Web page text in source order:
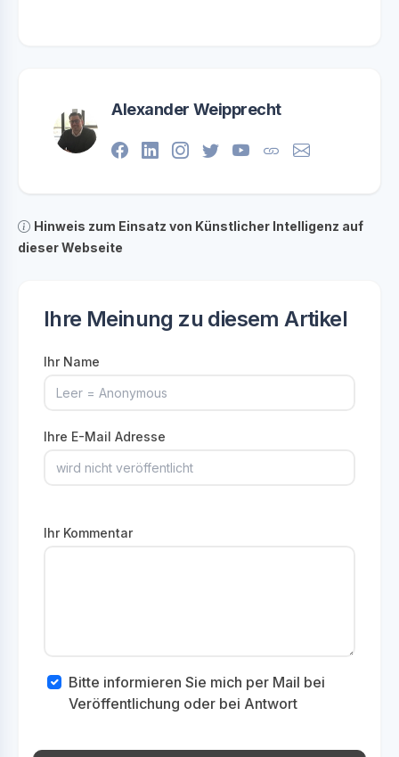
Alexander Weipprecht
Hinweis zum Einsatz von Künstlicher Intelligenz auf
dieser Webseite
Ihre Meinung zu diesem Artikel
Ihr Name
Ihre E-Mail Adresse
Ihr Kommentar
Bitte informieren Sie mich per Mail bei
Veröffentlichung oder bei Antwort